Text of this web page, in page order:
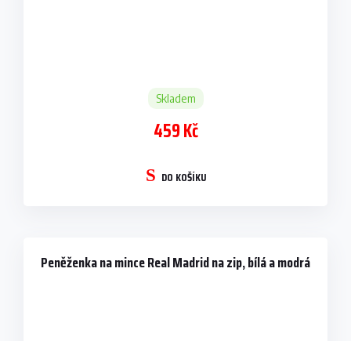
Skladem
459 Kč
DO KOŠÍKU
Peněženka na mince Real Madrid na zip, bílá a modrá